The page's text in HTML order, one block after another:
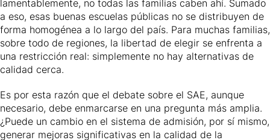
lamentablemente, no todas las familias caben ahí. Sumado
a eso, esas buenas escuelas públicas no se distribuyen de
forma homogénea a lo largo del país. Para muchas familias,
sobre todo de regiones, la libertad de elegir se enfrenta a
una restricción real: simplemente no hay alternativas de
calidad cerca.
Es por esta razón que el debate sobre el SAE, aunque
necesario, debe enmarcarse en una pregunta más amplia.
¿Puede un cambio en el sistema de admisión, por sí mismo,
generar mejoras significativas en la calidad de la